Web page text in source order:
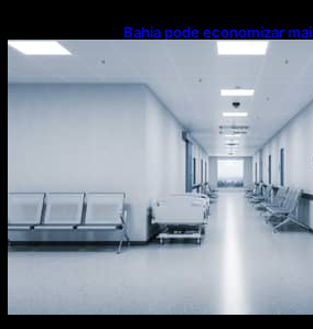
Bahia pode economizar
com universalização do